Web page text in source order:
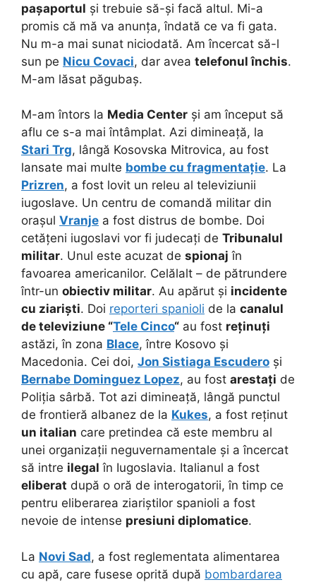
pașaportul și trebuie să-și facă altul. Mi-a
promis că mă va anunța, îndată ce va fi gata.
Nu m-a mai sunat niciodată. Am încercat să-l
sun pe Nicu Covaci, dar avea telefonul închis.
M-am lăsat păgubaș.
M-am întors la Media Center și am început să
aflu ce s-a mai întâmplat. Azi dimineață, la
Stari Trg, lângă Kosovska Mitrovica, au fost
lansate mai multe bombe cu fragmentație. La
Prizren, a fost lovit un releu al televiziunii
iugoslave. Un centru de comandă militar din
orașul Vranje a fost distrus de bombe. Doi
cetățeni iugoslavi vor fi judecați de Tribunalul
militar. Unul este acuzat de spionaj în
favoarea americanilor. Celălalt – de pătrundere
într-un obiectiv militar. Au apărut și incidente
cu ziariști. Doi reporteri spanioli de la canalul
de televiziune “Tele Cinco“ au fost reținuți
astăzi, în zona Blace, între Kosovo și
Macedonia. Cei doi, Jon Sistiaga Escudero și
Bernabe Dominguez Lopez, au fost arestați de
Poliția sârbă. Tot azi dimineață, lângă punctul
de frontieră albanez de la Kukes, a fost reținut
un italian care pretindea că este membru al
unei organizații neguvernamentale și a încercat
să intre ilegal în Iugoslavia. Italianul a fost
eliberat după o oră de interogatorii, în timp ce
pentru eliberarea ziariștilor spanioli a fost
nevoie de intense presiuni diplomatice.
La Novi Sad, a fost reglementata alimentarea
cu apă, care fusese oprită după bombardarea